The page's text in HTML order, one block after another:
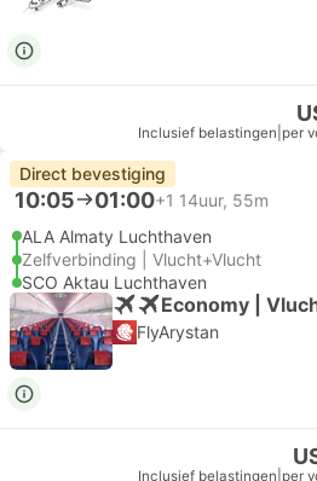
Inclusief belastingen per
Direct bevestiging
10:05 01:00+1 14uur, 55m
ALA Almaty Luchthaven
Zelfverbinding | Vlucht+Vlucht
SCO Aktau Luchthaven
Economy |
FlyArystan
Inclusief belastingen per